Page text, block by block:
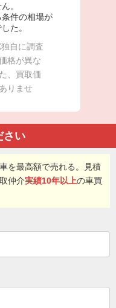
。
件の相場が
た。
自に調査
格が異な
、買取価
りませ
さい
を最高額で売れる。見積
仲介実績10年以上の車買